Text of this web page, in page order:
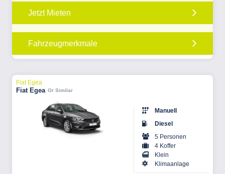
Jetzt Mieten
Fahrzeugmerkmale
Fiat Egea
Fiat Egea Or Similar
Manuell
Diesel
5 Personen
4 Koffer
Klein
Klimaanlage